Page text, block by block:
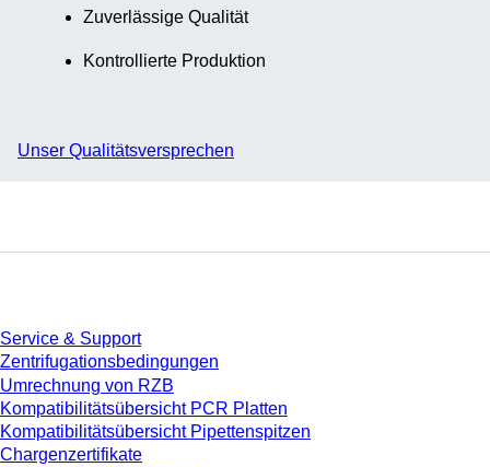
Zuverlässige Qualität
Kontrollierte Produktion
Unser Qualitätsversprechen
Service & Support
Zentrifugationsbedingungen
Umrechnung von RZB
Kompatibilitätsübersicht PCR Platten
Kompatibilitätsübersicht Pipettenspitzen
Chargenzertifikate